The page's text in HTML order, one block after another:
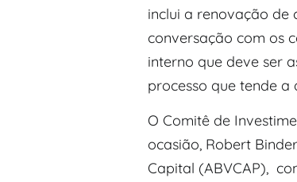
inclui a renovação de
conversação com os
interno que deve ser
processo que tende a
O Comitê de
ocasião, Robert
Capital (ABVCAP),